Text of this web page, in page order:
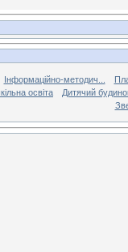
Інформаційно-методич...
освіта
Дитячий